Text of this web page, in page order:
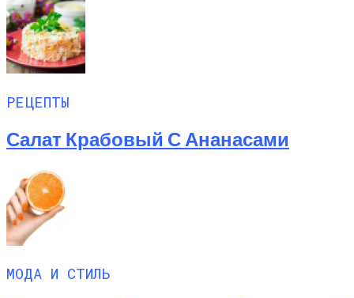
РЕЦЕПТЫ
Салат Крабовый С Ананасами
МОДА И СТИЛЬ